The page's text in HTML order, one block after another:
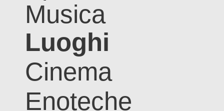
Musica
Luoghi
Cinema
Enoteche